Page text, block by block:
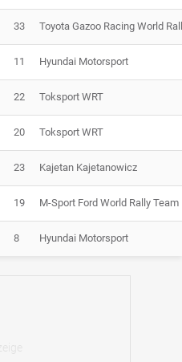
33 Toyota Gazoo Racing World
11 Hyundai Motorsport
22 Toksport WRT
20 Toksport WRT
23 Kajetan Kajetanowicz
19 M-Sport Ford World Rally Team
8 Hyundai Motorsport